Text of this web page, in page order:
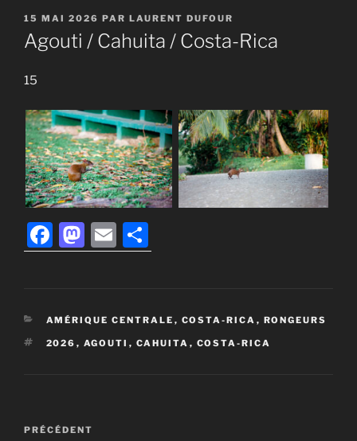
PUBLIÉ
LE
15 MAI 2026 PAR LAURENT DUFOUR
Agouti / Cahuita / Costa-Rica
15
F
a
e
b
M
a
o
d
E
m
l
ar
g
er
CATÉGORIES
AMÉRIQUE CENTRALE , COSTA-RICA , RONGEURS
ÉTIQUETTES
2026 , AGOUTI , CAHUITA , COSTA-RICA
Navigation
Article
PRÉCÉDENT